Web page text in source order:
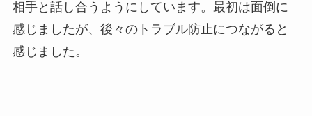
相手と話し合うようにしています。最初は面倒に
感じましたが、後々のトラブル防止につながると
感じました。